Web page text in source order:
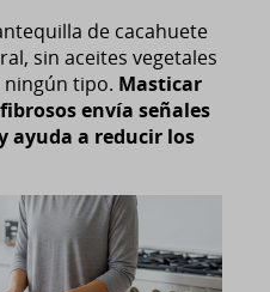
de cacahuete
sin aceites vegetales
ningún tipo. Masticar
envía señales
ayuda a reducir los